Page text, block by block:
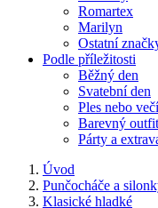
Romartex
Marilyn
Ostatní
Podle příležitosti
Běžný den
Svatební den
Ples nebo
Barevný outfit
Párty a
Úvod
Punčocháče a
Klasické hladké